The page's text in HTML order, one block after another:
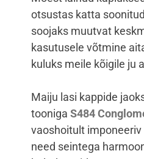
otsustas katta
soojaks muutvat
kasutusele võtmine
kuluks meile kõigile ju
Maiju lasi kappide
tooniga S484
vaoshoitult
need seintega